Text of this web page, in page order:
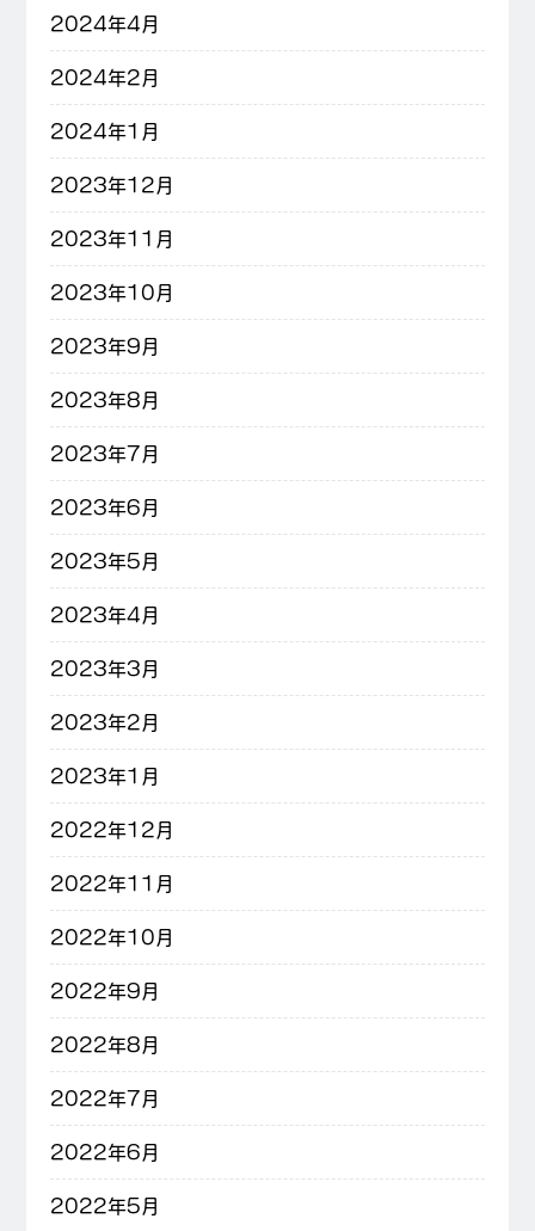
2024年4月
2024年2月
2024年1月
2023年12月
2023年11月
2023年10月
2023年9月
2023年8月
2023年7月
2023年6月
2023年5月
2023年4月
2023年3月
2023年2月
2023年1月
2022年12月
2022年11月
2022年10月
2022年9月
2022年8月
2022年7月
2022年6月
2022年5月